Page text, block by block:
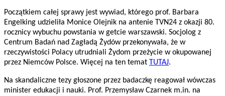
Początkiem całej sprawy jest wywiad, którego prof. Barbara
Engelking udzieliła Monice Olejnik na antenie TVN24 z okazji 80.
rocznicy wybuchu powstania w getcie warszawski. Socjolog z
Centrum Badań nad Zagładą Żydów przekonywała, że w
rzeczywistości Polacy utrudniali Żydom przeżycie w okupowanej
przez Niemców Polsce. Więcej na ten temat TUTAJ.
Na skandaliczne tezy głoszone przez badaczkę reagował wówczas
minister edukacji i nauki. Prof. Przemysław Czarnek m.in. na